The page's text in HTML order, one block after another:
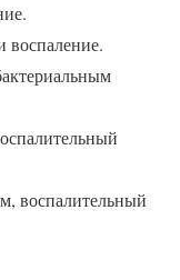
воспаление.
воспалительный